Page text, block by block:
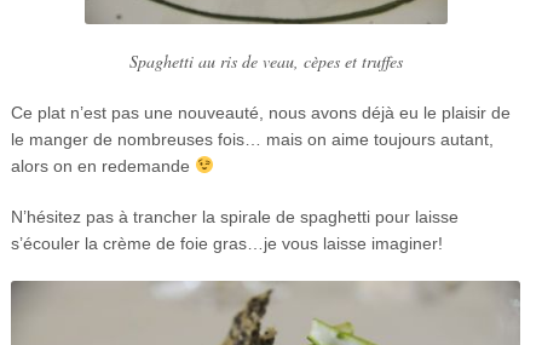
Spaghetti au ris de veau, cèpes et truffes
Ce plat n’est pas une nouveauté, nous avons déjà eu le plaisir de
le manger de nombreuses fois… mais on aime toujours autant,
alors on en redemande
N’hésitez pas à trancher la spirale de spaghetti pour laisse
s’écouler la crème de foie gras…je vous laisse imaginer!